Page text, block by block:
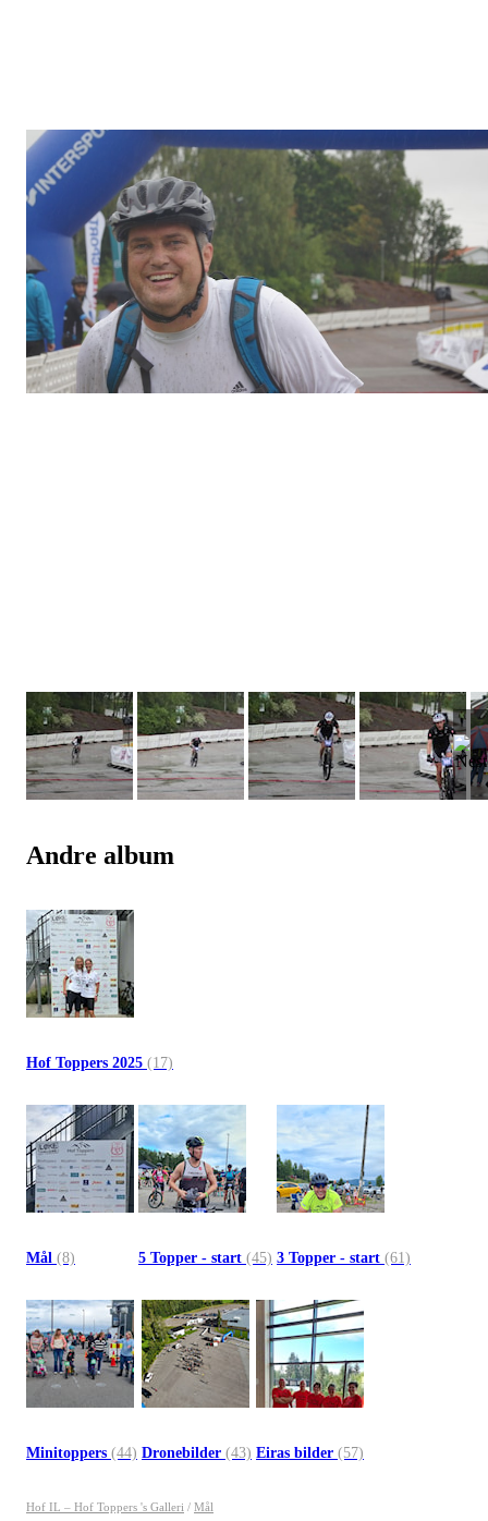
Andre album
Hof Toppers 2025 (17)
Mål (8) 5 Topper - start (45) 3 Topper - start (61)
Minitoppers (44) Dronebilder (43) Eiras bilder (57)
Hof IL – Hof Toppers 's Galleri / Mål